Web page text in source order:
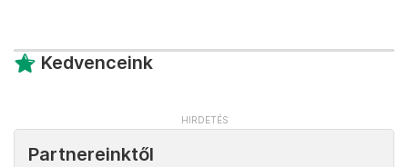
Kedvenceink
Partnereinktől